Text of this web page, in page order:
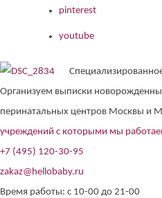
pinterest
youtube
Организуем выписки
перинатальных центров Москвы и
учреждений с которыми мы
+7 (495) 120-30-95
zakaz@hellobaby.ru
Время работы: с 10-00 до 21-00